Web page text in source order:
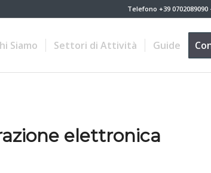
Telefono +39
Siamo Settori di Attività Guide
elettronica